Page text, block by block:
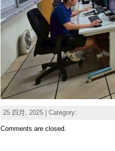
25 四月, 2025 | Category:
Comments are closed.